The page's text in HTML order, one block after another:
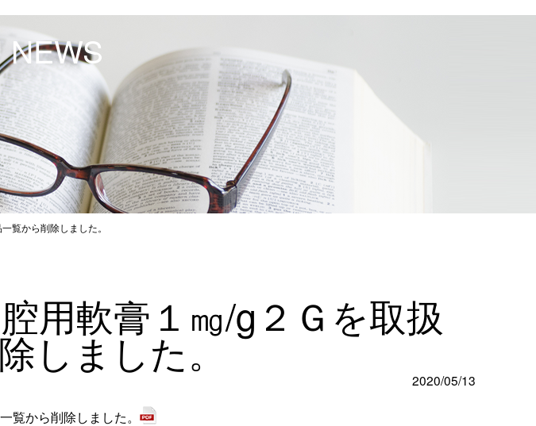
NEWS
覧から削除しました。
用軟膏１㎎/g２Ｇを取扱
しました。
2020/05/13
覧から削除しました。